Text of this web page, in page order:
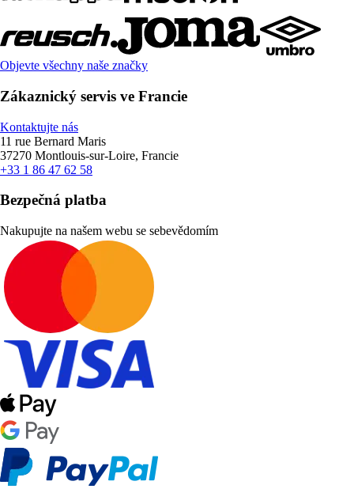
Objevte všechny naše značky
Zákaznický servis ve Francie
Kontaktujte nás
11 rue Bernard Maris
37270 Montlouis-sur-Loire, Francie
+33 1 86 47 62 58
Bezpečná platba
Nakupujte na našem webu se sebevědomím